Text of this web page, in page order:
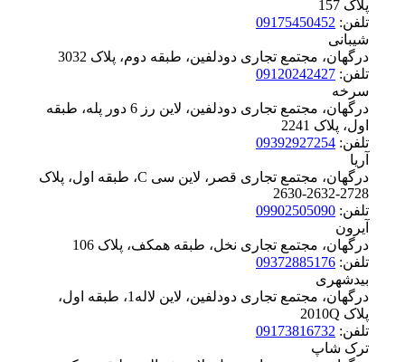
پلاک ‪157
تلفن: 09175450452
شیبانی
درگهان، مجتمع تجاری دودلفین، طبقه دوم، پلاک ‪3032
تلفن: 09120242427
سرخه
درگهان، مجتمع تجاری دودلفین، لاین رز 6 دور پله، طبقه
اول، پلاک ‪2241
تلفن: 09392927254
آریا
درگهان، مجتمع تجاری قصر، لاین سی C، طبقه اول، پلاک
‪2630-2632-2728
تلفن: 09902505090
آیرون
درگهان، مجتمع تجاری نخل، طبقه همکف، پلاک ‪106
تلفن: 09372885176
بیدشهری
درگهان، مجتمع تجاری دودلفین، لاین لاله1، طبقه اول،
پلاک ‪2010Q
تلفن: 09173816732
ترک شاپ